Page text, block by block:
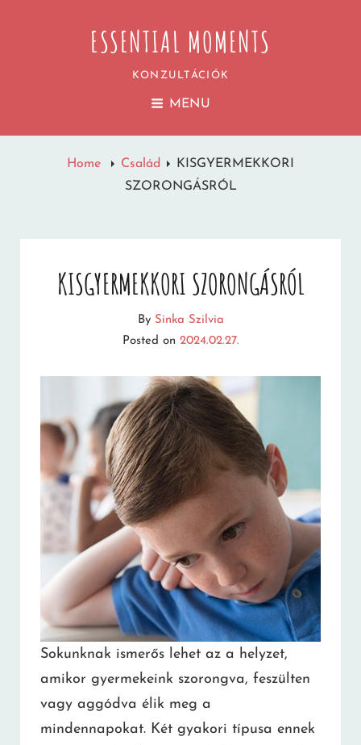
ESSENTIAL MOMENTS
KONZULTÁCIÓK
MENU
Home Család
KISGYERMEKKORI
SZORONGÁSRÓL
KISGYERMEKKORI SZORONGÁSRÓL
By Sinka Szilvia
Posted on 2024.02.27.
Sokunknak ismerős lehet az a helyzet,
amikor gyermekeink szorongva, feszülten
vagy aggódva élik meg a
mindennapokat. Két gyakori típusa ennek